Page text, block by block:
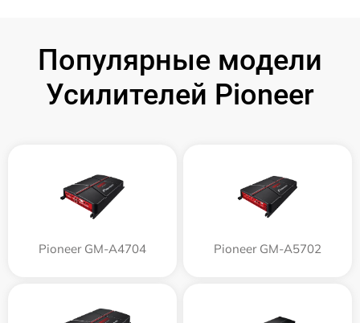
Популярные модели
Усилителей Pioneer
Pioneer GM-A4704 Pioneer GM-A5702